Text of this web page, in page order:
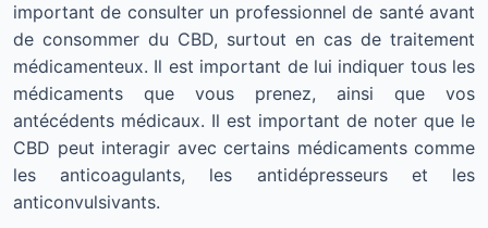
important de consulter un professionnel de santé avant
de consommer du CBD, surtout en cas de traitement
médicamenteux. Il est important de lui indiquer tous les
médicaments que vous prenez, ainsi que vos
antécédents médicaux. Il est important de noter que le
CBD peut interagir avec certains médicaments comme
les anticoagulants, les antidépresseurs et les
anticonvulsivants.